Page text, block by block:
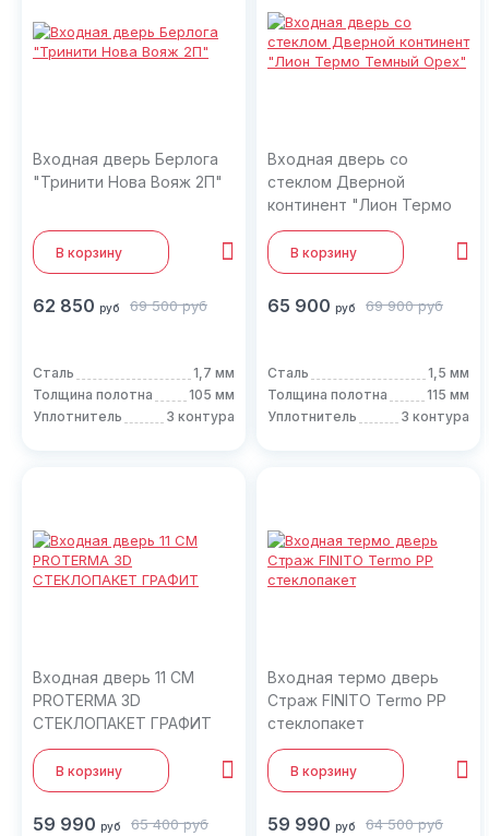
Входная дверь Берлога
"Тринити Нова Вояж 2П"
В корзину
62 850 руб 69 500 руб
Сталь
1,7 мм
Толщина полотна
105 мм
Уплотнитель
3 контура
Входная дверь со
стеклом Дверной
континент "Лион Термо
Темный Орех"
В корзину
65 900 руб 69 900 руб
Сталь
1,5 мм
Толщина полотна
115 мм
Уплотнитель
3 контура
Входная дверь 11 СМ
PROTERMA 3D
СТЕКЛОПАКЕТ ГРАФИТ
В корзину
59 990 руб 65 400 руб
Входная термо дверь
Страж FINITO Termo PP
стеклопакет
В корзину
59 990 руб 64 500 руб